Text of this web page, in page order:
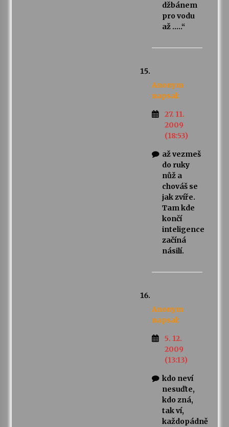
džbánem
pro vodu
až …..“
Anonym
napsal:
27. 11.
2009
(18:53)
až vezmeš
do ruky
nůž a
chováš se
jak zvíře.
Tam kde
končí
inteligence
začíná
násilí.
Anonym
napsal:
5. 12.
2009
(13:13)
kdo neví
nesuďte,
kdo zná,
tak ví,
každopádně